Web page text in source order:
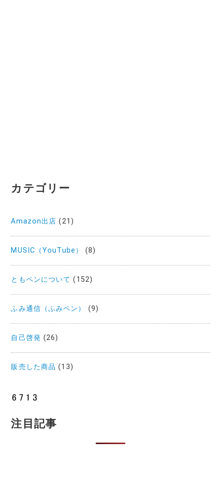
カテゴリー
Amazon出店 (21)
MUSIC（YouTube） (8)
ともペンについて (152)
ふみ通信（ふみペン） (9)
自己啓発 (26)
販売した商品 (13)
注目記事